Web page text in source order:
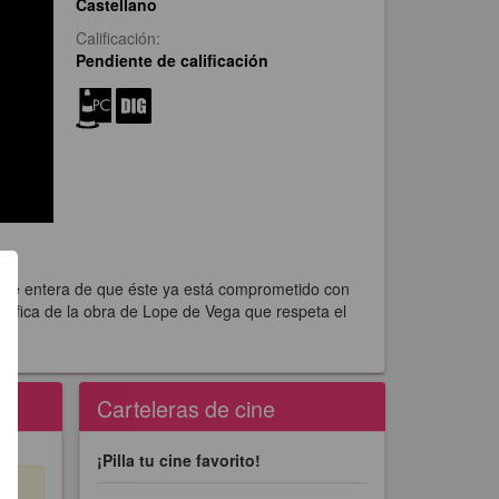
Calificación:
Pendiente de calificación
entera de que éste ya está comprometido con
de la obra de Lope de Vega que respeta el
Carteleras de cine
¡Pilla tu cine favorito!